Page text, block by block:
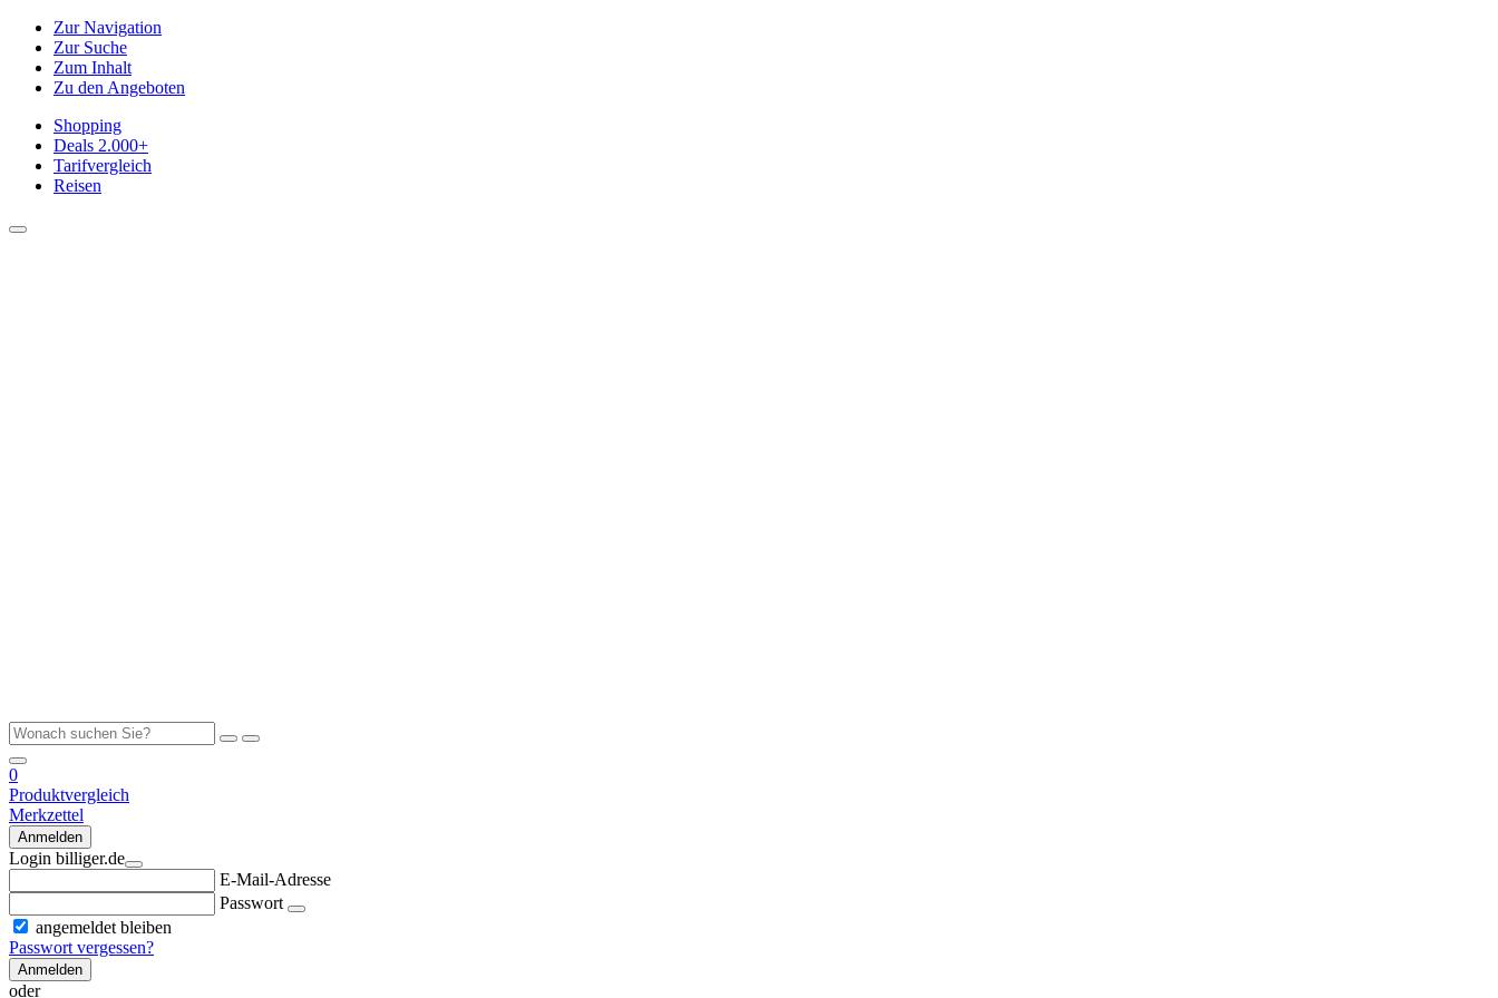
Zur Navigation
Zur Suche
Zum Inhalt
Zu den Angeboten
Shopping
Deals 2.000+
Tarifvergleich
Reisen
0
Produktvergleich
Merkzettel
Anmelden
Login billiger.de
E-Mail-Adresse
Passwort
angemeldet bleiben
Passwort vergessen?
Anmelden
oder